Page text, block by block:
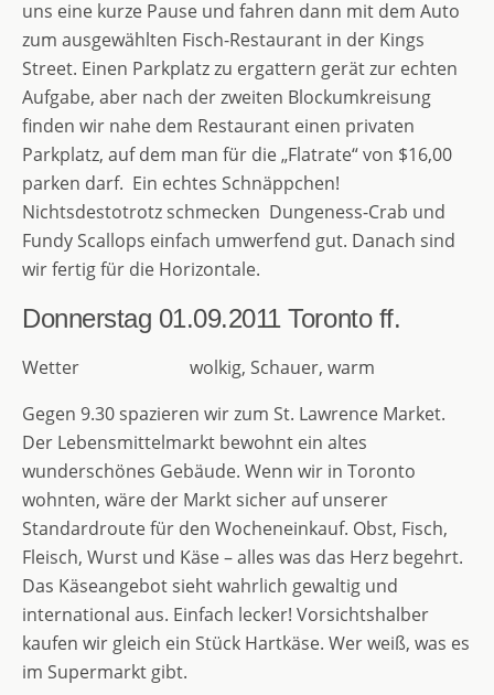
uns eine kurze Pause und fahren dann mit dem Auto
zum ausgewählten Fisch-Restaurant in der Kings
Street. Einen Parkplatz zu ergattern gerät zur echten
Aufgabe, aber nach der zweiten Blockumkreisung
finden wir nahe dem Restaurant einen privaten
Parkplatz, auf dem man für die „Flatrate“ von $16,00
parken darf. Ein echtes Schnäppchen!
Nichtsdestotrotz schmecken Dungeness-Crab und
Fundy Scallops einfach umwerfend gut. Danach sind
wir fertig für die Horizontale.
Donnerstag 01.09.2011Toronto ff.
Wetter wolkig, Schauer, warm
Gegen 9.30 spazieren wir zum St. Lawrence Market.
Der Lebensmittelmarkt bewohnt ein altes
wunderschönes Gebäude. Wenn wir in Toronto
wohnten, wäre der Markt sicher auf unserer
Standardroute für den Wocheneinkauf. Obst, Fisch,
Fleisch, Wurst und Käse – alles was das Herz begehrt.
Das Käseangebot sieht wahrlich gewaltig und
international aus. Einfach lecker! Vorsichtshalber
kaufen wir gleich ein Stück Hartkäse. Wer weiß, was es
im Supermarkt gibt.